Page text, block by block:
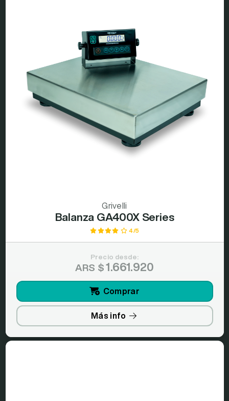
Grivelli
Balanza GA400X Series
4/5
Precio desde:
ARS $ 1.661.920
Comprar
Más info